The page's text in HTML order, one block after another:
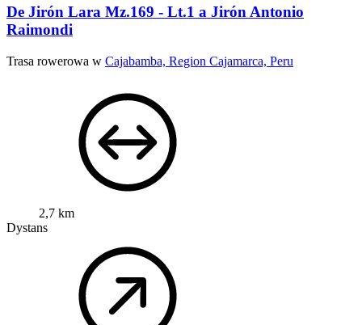
De Jirón Lara Mz.169 - Lt.1 a Jirón Antonio
Raimondi
Trasa rowerowa w Cajabamba, Region Cajamarca, Peru
2,7 km
Dystans